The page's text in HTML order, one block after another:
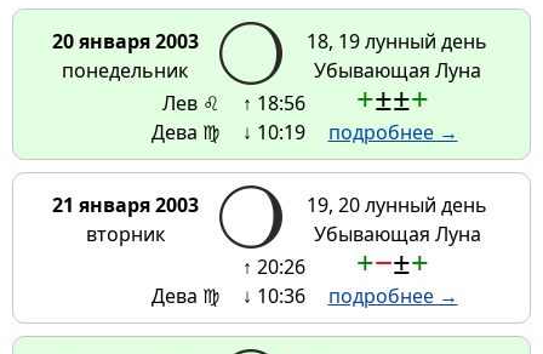
20 января 2003
понедельник
18, 19 лунный день
Убывающая Луна
Лев ♌
Дева ♍
↑ 18:56
↓ 10:19
+±±+
подробнее →
21 января 2003
вторник
19, 20 лунный день
Убывающая Луна
Дева ♍
↑ 20:26
↓ 10:36
+−±+
подробнее →